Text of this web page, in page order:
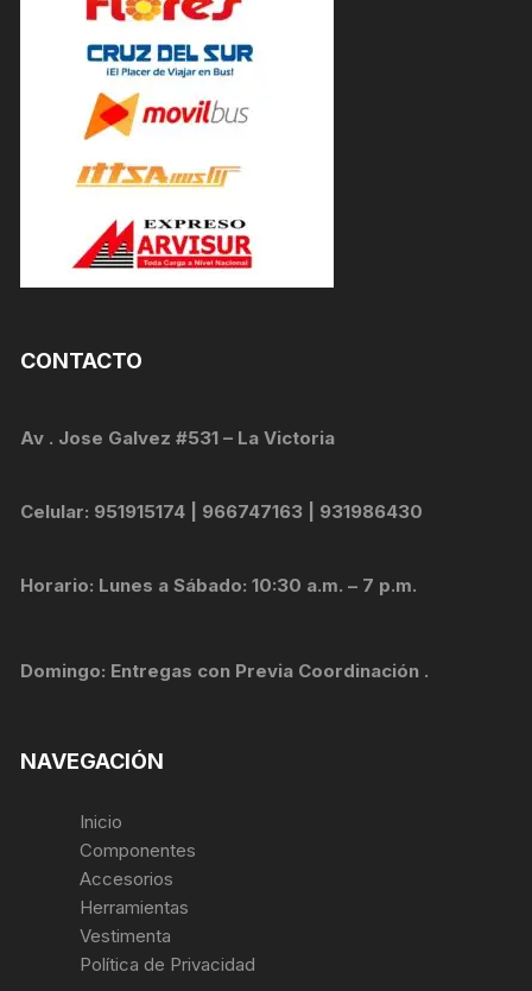
CONTACTO
Av . Jose Galvez #531 – La Victoria
Celular: 951915174 | 966747163 | 931986430
Horario: Lunes a Sábado: 10:30 a.m. – 7 p.m.
Domingo: Entregas con Previa Coordinación .
NAVEGACIÓN
Inicio
Componentes
Accesorios
Herramientas
Vestimenta
Política de Privacidad